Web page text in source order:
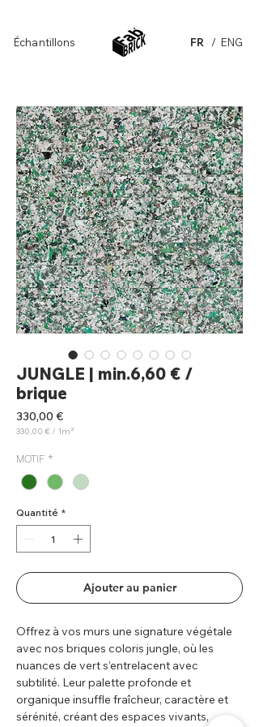
Échantillons FR / ENG
JUNGLE | min.6,60 € /
brique
330,00 €Prix
330,00 € / 1m²
1
carré
MOTIF *
Quantité *
Ajouter au panier
Offrez à vos murs une signature végétale
avec nos briques coloris jungle, où les
nuances de vert s’entrelacent avec
subtilité. Leur palette profonde et
organique insuffle fraîcheur, caractère et
sérénité, créant des espaces vivants,